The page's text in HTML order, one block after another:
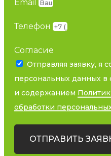
Email
Телефон
Согласие
Отправляя заявку, я
персональных данных в
и содержанием
обработки
ОТПРАВИТЬ